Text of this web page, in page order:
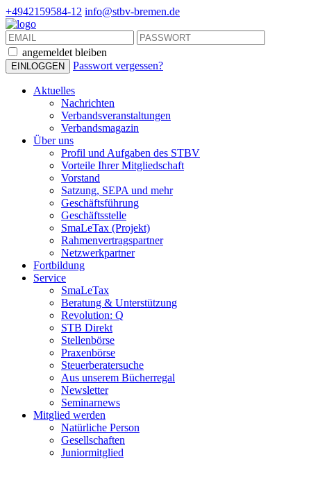
+4942159584-12 info@stbv-bremen.de
angemeldet bleiben
Passwort vergessen?
Aktuelles
Nachrichten
Verbandsveranstaltungen
Verbandsmagazin
Über uns
Profil und Aufgaben des STBV
Vorteile Ihrer Mitgliedschaft
Vorstand
Satzung, SEPA und mehr
Geschäftsführung
Geschäftsstelle
SmaLeTax (Projekt)
Rahmenvertragspartner
Netzwerkpartner
Fortbildung
Service
SmaLeTax
Beratung & Unterstützung
Revolution: Q
STB Direkt
Stellenbörse
Praxenbörse
Steuerberatersuche
Aus unserem Bücherregal
Newsletter
Seminarnews
Mitglied werden
Natürliche Person
Gesellschaften
Juniormitglied